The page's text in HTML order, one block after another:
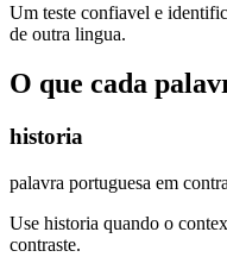
Um teste confiavel e
de outra lingua.
O que cada
historia
palavra portuguesa em
Use historia quando o
contraste.